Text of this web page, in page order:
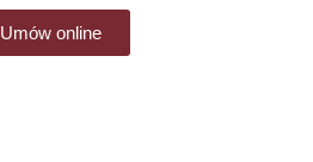
Umów online